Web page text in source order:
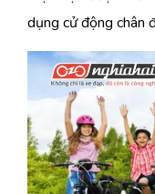
dụng cử động chân